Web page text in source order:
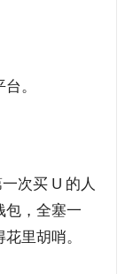
。
次买 U 的人
包，全塞一
里胡哨。